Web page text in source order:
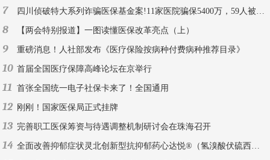
7 四川侦破特大系列诈骗医保基金案!11家医院骗保5400万，59人被刑拘！
8 【两会特别报道】一图读懂医保改革亮点（上）
9 重磅消息！人社部发布《医疗保险按病种付费病种推荐目录》
10 首届全国医疗保障高峰论坛在京举行
11 首张全国统一电子社保卡来了！全国通用
12 刚刚！国家医保局正式挂牌
13 完善职工医保筹资与待遇调整机制研讨会在珠海召开
14 全面改善抑郁症状灵北创新型抗抑郁药心达悦®（氢溴酸伏硫西汀片）中国上市